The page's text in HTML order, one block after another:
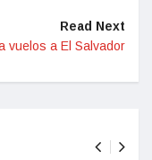
Read Next
vuelos a El Salvador